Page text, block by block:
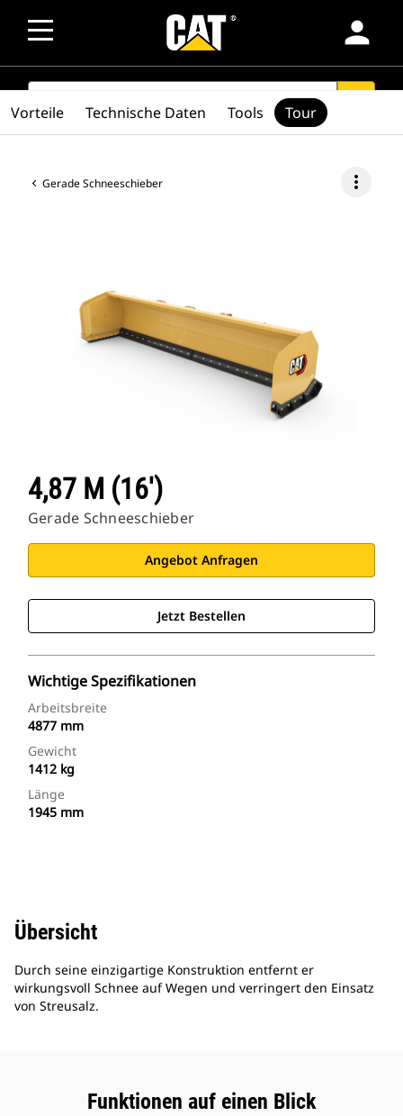
person
SEARCH
Gerade Schneeschieber more_vert
4,87 M (16')
Gerade Schneeschieber
Angebot Anfragen
Jetzt Bestellen
Wichtige Spezifikationen
Arbeitsbreite
4877 mm
Gewicht
1412 kg
Länge
1945 mm
Vorteile Technische Daten Tools Tour
Übersicht
Durch seine einzigartige Konstruktion entfernt er
wirkungsvoll Schnee auf Wegen und verringert den Einsatz
von Streusalz.
Funktionen auf einen Blick